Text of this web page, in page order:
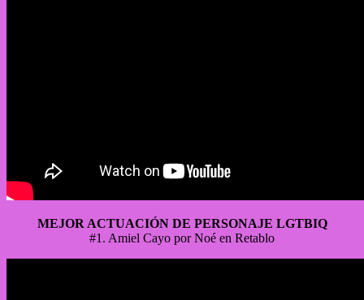
MEJOR ACTUACIÓN DE PERSONAJE LGTBIQ
#1. Amiel Cayo por Noé en Retablo